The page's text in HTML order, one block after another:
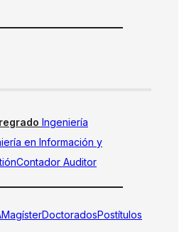
Ingeniería
en Información y
Contador Auditor
MagísterDoctoradosPostítulos